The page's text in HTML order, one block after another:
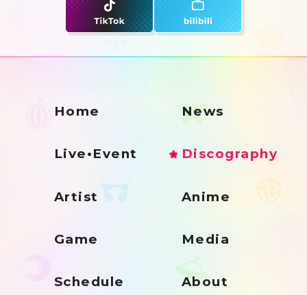
Home News
Live•Event Discography
Artist Anime
Game Media
Schedule About